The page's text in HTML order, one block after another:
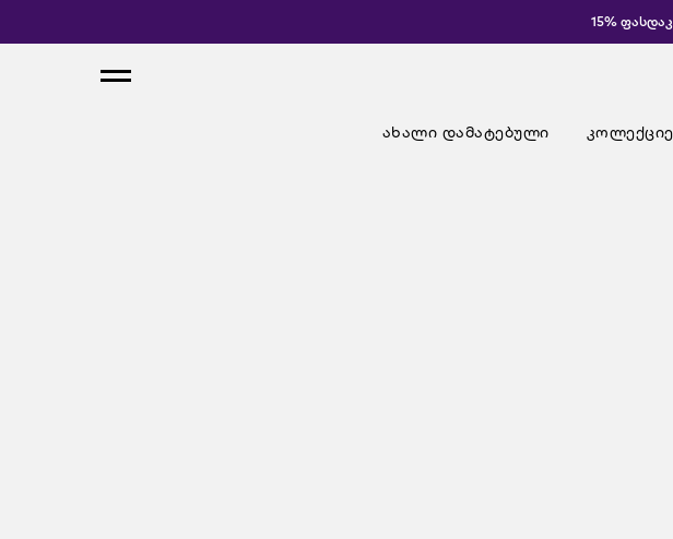
15%
ახალი დამატებული